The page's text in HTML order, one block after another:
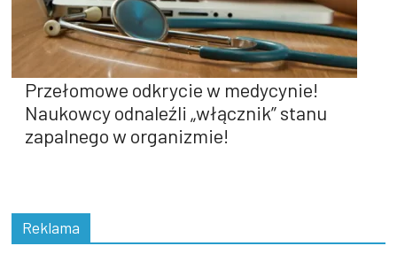
Przełomowe odkrycie w medycynie!
Naukowcy odnaleźli „włącznik” stanu
zapalnego w organizmie!
Reklama